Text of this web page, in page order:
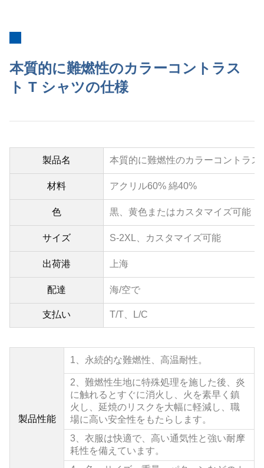
本質的に難燃性のカラーコントラス
ト T シャツの仕様
製品名 本質的に難燃性のカラーコントラス
材料 アクリル60% 綿40%
色 黒、黄色またはカスタマイズ可能
サイズ S-2XL、 カスタマイズ可能
出荷港 上海
配達 海/空で
支払い T/T、L/C
製品性能
1、 永続的な難燃性、高温耐性。
2、 難燃性生地に特殊処理を施した後、炎
に触れるとすぐに消火し、火を素早く鎮
火し、延焼のリスクを大幅に軽減し、職
場に高い安全性をもたらします。
3、 衣服は快適で、高い通気性と強い耐摩
耗性を備えています。